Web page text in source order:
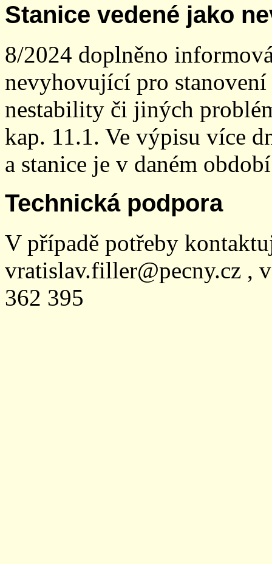
Stanice vedené jako
8/2024 doplněno
nevyhovující pro
nestability či jiných
kap. 11.1. Ve výpisu více
a stanice je v daném
Technická podpora
V případě potřeby
vratislav.filler@pecny.cz ,
362 395